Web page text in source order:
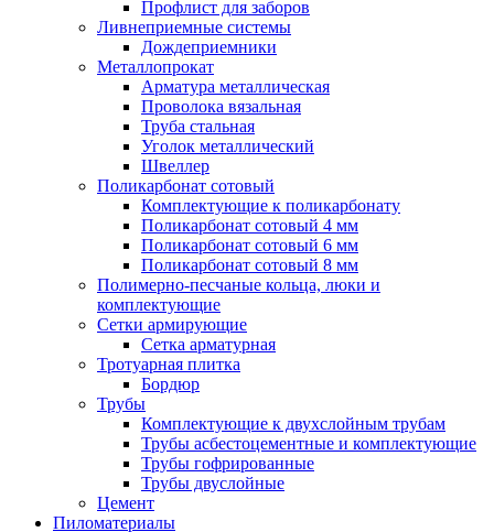
Профлист для заборов
Ливнеприемные системы
Дождеприемники
Металлопрокат
Арматура металлическая
Проволока вязальная
Труба стальная
Уголок металлический
Швеллер
Поликарбонат сотовый
Комплектующие к поликарбонату
Поликарбонат сотовый 4 мм
Поликарбонат сотовый 6 мм
Поликарбонат сотовый 8 мм
Полимерно-песчаные кольца, люки и
комплектующие
Сетки армирующие
Сетка арматурная
Тротуарная плитка
Бордюр
Трубы
Комплектующие к двухслойным трубам
Трубы асбестоцементные и комплектующие
Трубы гофрированные
Трубы двуслойные
Цемент
Пиломатериалы